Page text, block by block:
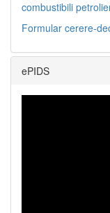
combustibili
Formular cerere-
ePIDS